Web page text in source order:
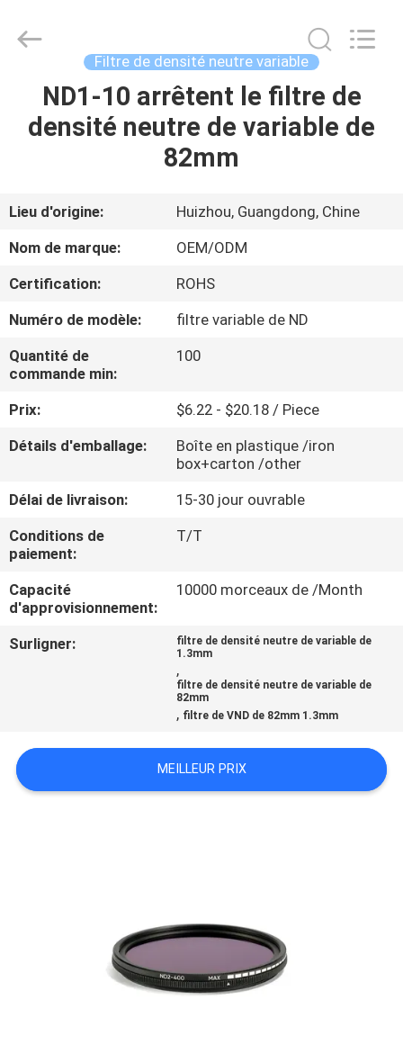
MAISON
AU
SUJET
DE
VISITE
CONTRÔLE
QUALITÉ
CONTACTEZ-
NOUS
DEMANDEZ
PLAN
Technology
Filtre de densité neutre variable
ND1-10 arrêtent le filtre de
densité neutre de variable de
82mm
Lieu d'origine:
Huizhou, Guangdong, Chine
Nom de marque:
OEM/ODM
Certification:
ROHS
Numéro de modèle:
filtre variable de ND
Quantité de
commande min:
100
Prix:
$6.22 - $20.18 / Piece
Détails d'emballage:
Boîte en plastique /iron
box+carton /other
Délai de livraison:
15-30 jour ouvrable
Conditions de
paiement:
T/T
Capacité
d'approvisionnement:
10000 morceaux de /Month
Surligner:
filtre de densité neutre de variable de
1.3mm
,
filtre de densité neutre de variable de
82mm
, filtre de VND de 82mm 1.3mm
MEILLEUR PRIX